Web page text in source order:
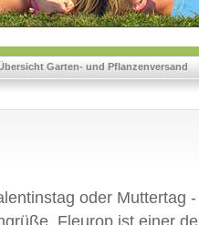
Garten- und Pflanzenversand
oder Muttertag
Fleurop ist einer